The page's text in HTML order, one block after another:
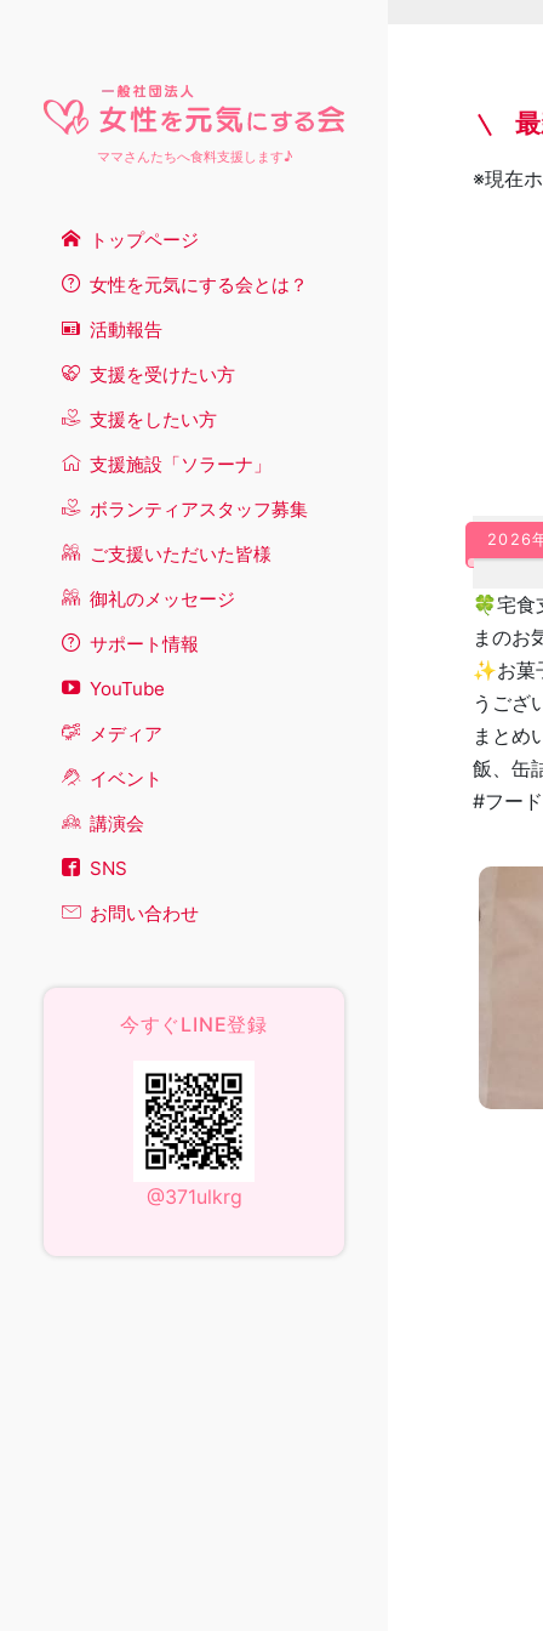
ママさんたちへ食料支援します♪
トップページ
女性を元気にする会とは？
活動報告
支援を受けたい方
支援をしたい方
支援施設「ソラーナ」
ボランティアスタッフ募集
ご支援いただいた皆様
御礼のメッセージ
サポート情報
YouTube
メディア
イベント
講演会
SNS
お問い合わせ
今すぐLINE登録
@371ulkrg
※現在
2026
🍀宅食
まのお
✨お菓
うござ
まとめ
飯、缶
#フー